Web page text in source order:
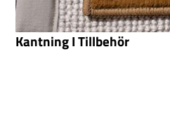
Kantning I Tillbehör